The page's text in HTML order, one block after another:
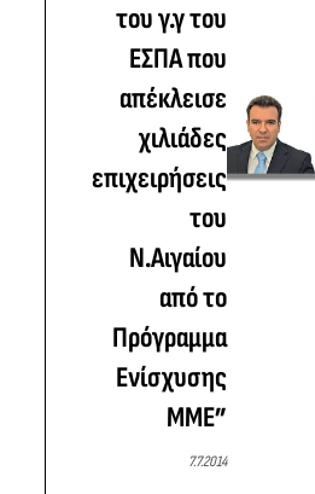
του γ.γ του
ΕΣΠΑ που
απέκλεισε
χιλιάδες
επιχειρήσεις
του
Ν.Αιγαίου
από το
Πρόγραμμα
Ενίσχυσης
ΜΜΕ”
7.7.2014